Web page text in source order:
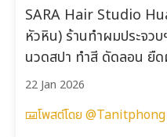
SARA Hair Studio
หัวหิน) ร้านทำผมประจว
นวดสปา ทำสี ดัดลอน ยื
22 Jan 2026
โพสต์โดย @Tanitphong